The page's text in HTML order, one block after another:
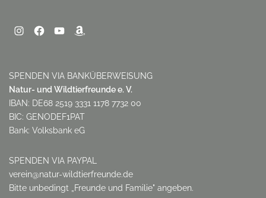
SPENDEN VIA BANKÜBERWEISUNG
Natur- und Wildtierfreunde e. V.
IBAN: DE68 2519 3331 1178 7732 00
BIC: GENODEF1PAT
Bank: Volksbank eG
SPENDEN VIA PAYPAL
verein@natur-wildtierfreunde.de
Bitte unbedingt „Freunde und Familie" angeben.